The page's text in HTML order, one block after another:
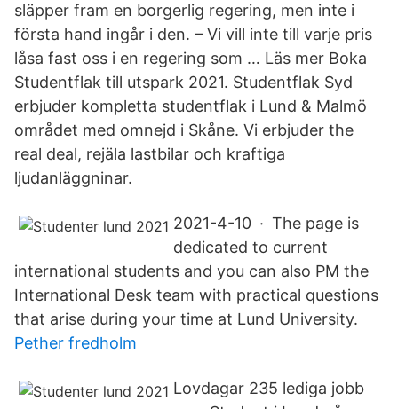
släpper fram en borgerlig regering, men inte i
första hand ingår i den. – Vi vill inte till varje pris
låsa fast oss i en regering som … Läs mer Boka
Studentflak till utspark 2021. Studentflak Syd
erbjuder kompletta studentflak i Lund & Malmö
området med omnejd i Skåne. Vi erbjuder the
real deal, rejäla lastbilar och kraftiga
ljudanläggninar.
2021-4-10 · The page is
dedicated to current
international students and you can also PM the
International Desk team with practical questions
that arise during your time at Lund University.
Pether fredholm
Lovdagar 235 lediga jobb